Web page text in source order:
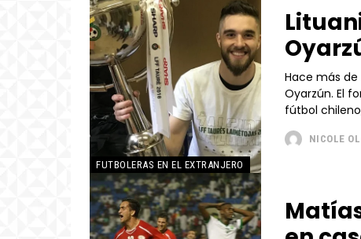
FUTBOLERAS EN EL EXTRANJERO
Hace más
Oyarzún. El
fútbol
NICOLE